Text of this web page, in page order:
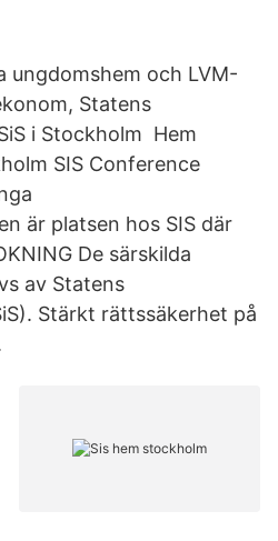
ungdomshem och LVM-
Statens
i Stockholm Hem
SIS Conference
är platsen hos SIS där
De särskilda
av Statens
Stärkt rättssäkerhet på